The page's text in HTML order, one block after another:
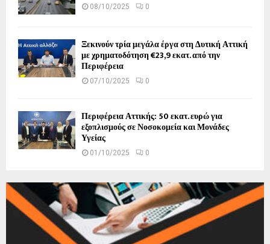
08/10/2025 0
Ξεκινούν τρία μεγάλα έργα στη Δυτική Αττική
με χρηματοδότηση €23,9 εκατ. από την
Περιφέρεια
07/10/2025 0
Περιφέρεια Αττικής: 50 εκατ. ευρώ για
εξοπλισμούς σε Νοσοκομεία και Μονάδες
Υγείας
01/10/2025 0